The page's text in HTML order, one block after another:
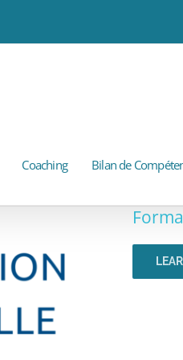
Coaching Bilan de